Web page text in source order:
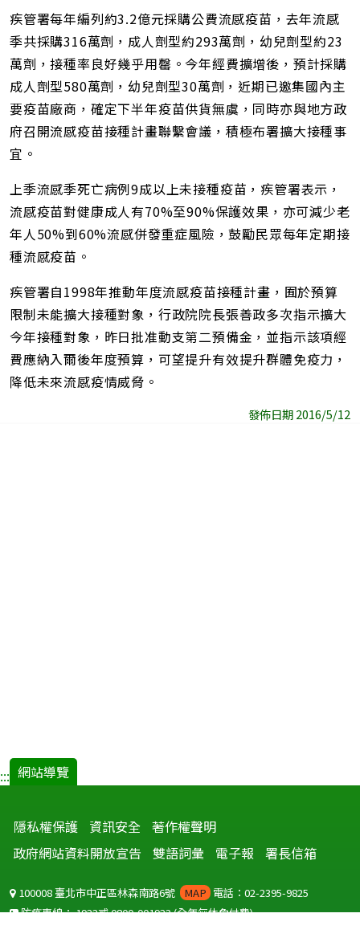
疾管署每年編列約3.2億元採購公費流感疫苗，去年流感
季共採購316萬劑，成人劑型約293萬劑，幼兒劑型約23
萬劑，接種率良好幾乎用罄。今年經費擴增後，預計採購
成人劑型580萬劑，幼兒劑型30萬劑，近期已邀集國內主
要疫苗廠商，確定下半年疫苗供貨無虞，同時亦與地方政
府召開流感疫苗接種計畫聯繫會議，積極布署擴大接種事
宜。
上季流感季死亡病例9成以上未接種疫苗，疾管署表示，
流感疫苗對健康成人有70%至90%保護效果，亦可減少老
年人50%到60%流感併發重症風險，鼓勵民眾每年定期接
種流感疫苗。
疾管署自1998年推動年度流感疫苗接種計畫，囿於預算
限制未能擴大接種對象，行政院院長張善政多次指示擴大
今年接種對象，昨日批准動支第二預備金，並指示該項經
費應納入爾後年度預算，可望提升有效提升群體免疫力，
降低未來流感疫情威脅。
發佈日期 2016/5/12
::: 網站導覽
隱私權保護 資訊安全 著作權聲明
政府網站資料開放宣告
雙語詞彙 電子報 署長信箱
100008 臺北市中正區林森南路6號 MAP 電話：02-2395-9825
防疫專線：1922或0800-001922(全年無休免付費)